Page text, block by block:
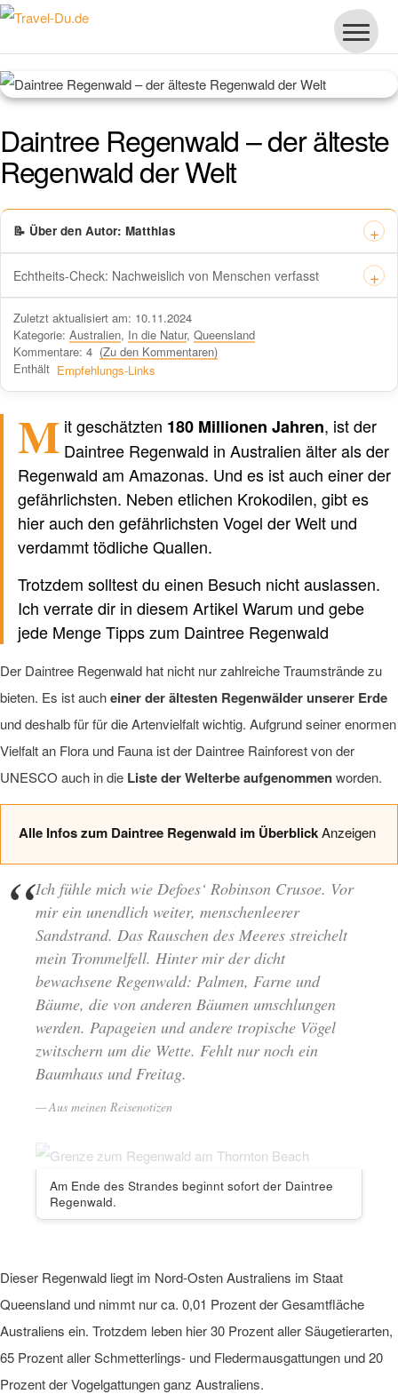
Daintree Regenwald – der älteste
Regenwald der Welt
📝 Über den Autor: Matthias
Echtheits-Check: Nachweislich von Menschen verfasst
https://travel-du.de von Winston AI geprüft wurde und die Inhalte von
menschlichen Autoren ohne KI-Tools verfasst wurden.
Verfasst von einem Menschen
nicht von KI
Zuletzt aktualisiert am: 10.11.2024
Kategorie: Australien, In die Natur, Queensland
Kommentare: 4 (Zu den Kommentaren)
Enthält Empfehlungs-Links
M it geschätzten 180 Millionen Jahren, ist der
Daintree Regenwald in Australien älter als der
Regenwald am Amazonas. Und es ist auch einer der
gefährlichsten. Neben etlichen Krokodilen, gibt es
hier auch den gefährlichsten Vogel der Welt und
verdammt tödliche Quallen.
Trotzdem solltest du einen Besuch nicht auslassen.
Ich verrate dir in diesem Artikel Warum und gebe
jede Menge Tipps zum Daintree Regenwald
Der Daintree Regenwald hat nicht nur zahlreiche Traumstrände zu
bieten. Es ist aucheiner der ältesten Regenwälder unserer Erde
und deshalb für für die Artenvielfalt wichtig. Aufgrund seiner enormen
Vielfalt an Flora und Fauna ist der Daintree Rainforest von der
UNESCO auch in die Liste der Welterbe aufgenommenworden.
Alle Infos zum Daintree Regenwald im ÜberblickAnzeigen
Ich fühle mich wie Defoes‘ Robinson Crusoe. Vor
mir ein unendlich weiter, menschenleerer
Sandstrand. Das Rauschen des Meeres streichelt
mein Trommelfell. Hinter mir der dicht
bewachsene Regenwald: Palmen, Farne und
Bäume, die von anderen Bäumen umschlungen
werden. Papageien und andere tropische Vögel
zwitschern um die Wette. Fehlt nur noch ein
Baumhaus und Freitag.
Aus meinen Reisenotizen
Am Ende des Strandes beginnt sofort der Daintree
Regenwald.
Dieser Regenwald liegt im Nord-Osten Australiens im Staat
Queensland und nimmt nur ca. 0,01 Prozent der Gesamtfläche
Australiens ein. Trotzdem leben hier 30 Prozent aller Säugetierarten,
65 Prozent aller Schmetterlings- und Fledermausgattungen und 20
Prozent der Vogelgattungen ganz Australiens.